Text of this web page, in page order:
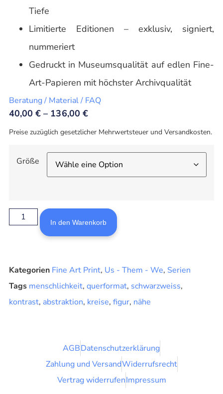
Tiefe
Limitierte Editionen – exklusiv, signiert,
nummeriert
Gedruckt in Museumsqualität auf edlen Fine-
Art-Papieren mit höchster Archivqualität
Beratung / Material / FAQ
40,00€ – 136,00 €
Preise zuzüglich gesetzlicher Mehrwertsteuer und Versandkosten.
Größe
In den Warenkorb
Kategorien Fine Art Print, Us - Them - We, Serien
Tags menschlichkeit, querformat, schwarzweiss,
kontrast, abstraktion, kreise, figur, nähe
AGBDatenschutzerklärung
Zahlung und VersandWiderrufsrecht
Vertrag widerrufenImpressum